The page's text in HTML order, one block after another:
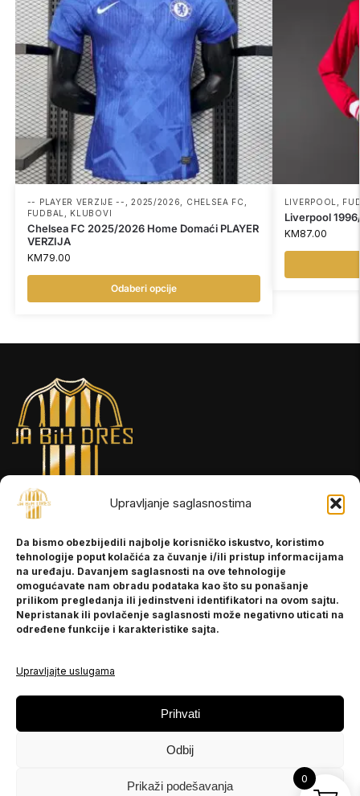
Upravljanje saglasnostima
Da bismo obezbijedili najbolje korisničko iskustvo, koristimo
tehnologije poput kolačića za čuvanje i/ili pristup informacijama
na uređaju. Davanjem saglasnosti na ove tehnologije
omogućavate nam obradu podataka kao što su ponašanje
prilikom pregledanja ili jedinstveni identifikatori na ovom sajtu.
Nepristanak ili povlačenje saglasnosti može negativno uticati na
određene funkcije i karakteristike sajta.
Upravljajte uslugama
Prihvati
Odbij
Prikaži podešavanja
-- PLAYER VERZIJE -- ,2025/2026 CHELSEA FC
FUDBAL
KLUBOVI
Chelsea FC 2025/2026 Home Domaći PLAYER
VERZIJA
KM79.00
Odaberi opcije
LIVERPOOL
Liverpool
KM87.00
INFORMACIJE
O nama
Kontakt
POMOĆ
Politika privatnosti
PRATITE NAS
Instagram
0